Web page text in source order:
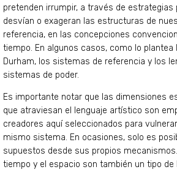
pretenden irrumpir, a través de estrategias
desvían o exageran las estructuras de
referencia, en las concepciones
tiempo. En algunos casos, como lo
Durham, los sistemas de referencia y los
sistemas de poder.
Es importante notar que las dimensiones
que atraviesan el lenguaje artístico son
creadores aquí seleccionados para
mismo sistema. En ocasiones, solo es
supuestos desde sus propios
tiempo y el espacio son también un tipo de